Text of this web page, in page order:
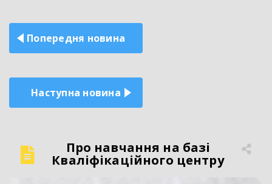
Навігація
записів
Попередня новина
Наступна новина
Про навчання на базі
Кваліфікаційного центру